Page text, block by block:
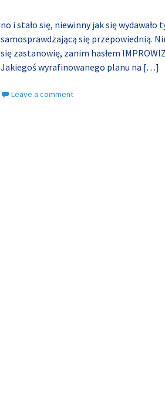
no i stało się, niewinny jak się
samosprawdzającą się przepowiednią.
się zastanowię, zanim hasłem
Jakiegoś wyrafinowanego planu na […]
Leave a comment